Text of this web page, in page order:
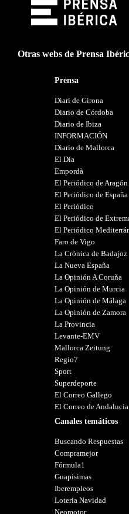
Otras webs de Prensa
Prensa
Diari de Girona
Diario de Córdoba
Diario de Ibiza
INFORMACIÓN
Diario de Mallorca
El Día
Empordà
El Periódico de Aragón
El Periódico de España
El Periódico
El Periódico de
El Periódico
Faro de Vigo
La Crónica de Badajoz
La Nueva España
La Opinión A Coruña
La Opinión de Murcia
La Opinión de Málaga
La Opinión de Zamora
La Provincia
Levante-EMV
Mallorca Zeitung
Regio7
Sport
Superdeporte
El Correo Gallego
El Correo de Andalucia
Canales temáticos
Buscando Respuestas
Compramejor
Fórmula1
Guapisimas
Iberempleos
Loteria Navidad
Neomotor